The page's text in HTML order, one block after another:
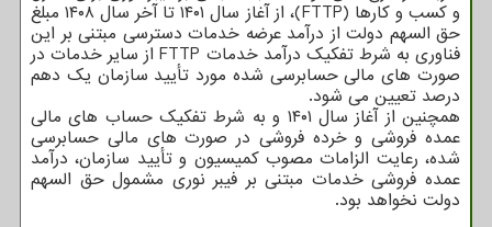
و کسب و کارها (FTTP)، از آغاز سال ۱۴۰۱ تا آخر سال ۱۴۰۸ مبلغ
حق السهم دولت از درآمد عرضه خدمات دسترسی مبتنی بر این
فناوری به شرط تفکیک درآمد خدمات FTTP از سایر خدمات در
صورت های مالی حسابرسی شده مورد تأیید سازمان یک دهم
درصد تعیین می شود.
همچنین از آغاز سال ۱۴۰۱ و به شرط تفکیک حساب های مالی
عمده فروشی و خرده فروشی در صورت های مالی حسابرسی
شده، رعایت الزامات مصوب کمیسیون و تأیید سازمان، درآمد
عمده فروشی خدمات مبتنی بر فیبر نوری مشمول حق السهم
دولت نخواهد بود.